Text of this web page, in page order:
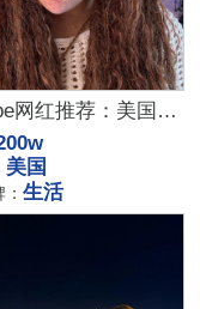
YouTube网红推荐：美国生活方式Vlog博主，200万粉家庭达人合作
美国
：生活